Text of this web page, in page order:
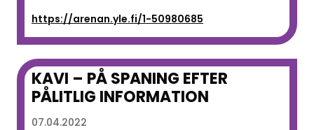
https://arenan.yle.fi/1-50980685
KAVI – PÅ SPANING EFTER
PÅLITLIG INFORMATION
07.04.2022